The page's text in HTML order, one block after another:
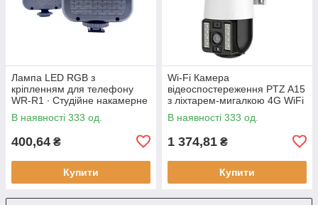
Лампа LED RGB з
кріпленням для телефону
WR-R1 ∙ Студійне накамерне
світло 3000-7000K
В наявності 333 од.
400,64 ₴
Купити
Wi-Fi Камера
відеоспостереження PTZ A15
з ліхтарем-мигалкою 4G WiFi
Вулична відеокамера з
керуванням від телефону,
В наявності 333 од.
1 374,81 ₴
Купити